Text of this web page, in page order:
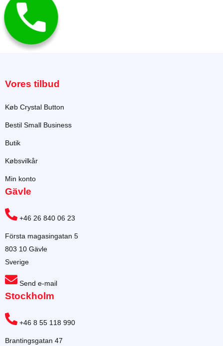
Vores tilbud
Køb Crystal Button
Bestil Small Business
Butik
Købsvilkår
Min konto
Gävle
+46 26 840 06 23
Första magasingatan 5
803 10 Gävle
Sverige
Send e-mail
Stockholm
+46 8 55 118 990
Brantingsgatan 47